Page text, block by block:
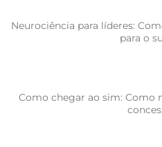
Neurociência para líderes:
para o
Como chegar ao sim: Como